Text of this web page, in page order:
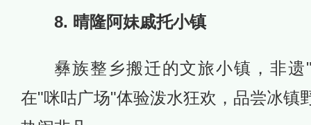
8. 晴隆阿妹戚托小镇
彝族整乡搬迁的文旅小镇，非
在"咪咕广场"体验泼水狂欢，品尝冰镇